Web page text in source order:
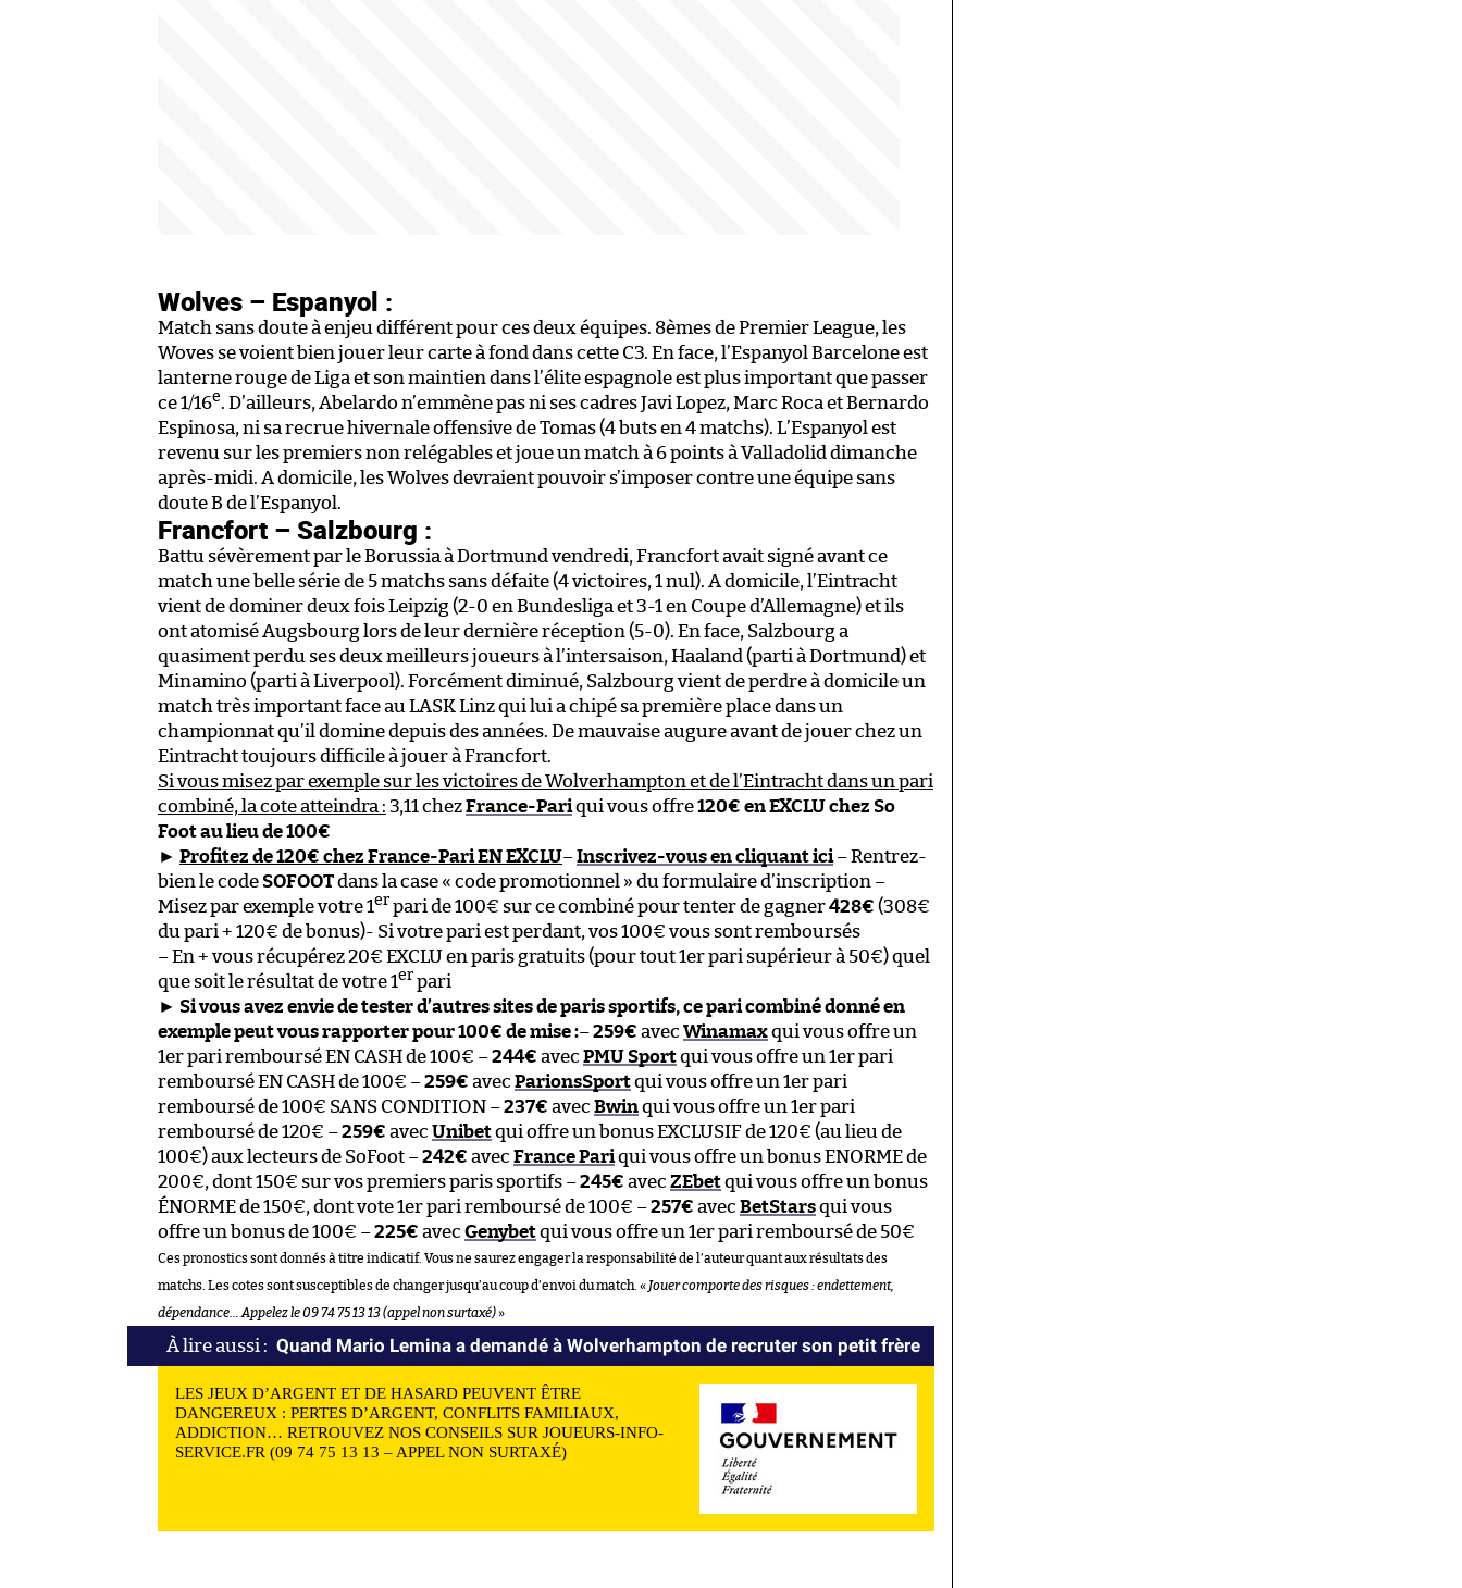
Wolves – Espanyol :
Match sans doute à enjeu différent pour ces deux équipes. 8èmes de Premier League, les
Woves se voient bien jouer leur carte à fond dans cette C3. En face, l’Espanyol Barcelone est
lanterne rouge de Liga et son maintien dans l’élite espagnole est plus important que passer
ce 1/16e. D’ailleurs, Abelardo n’emmène pas ni ses cadres Javi Lopez, Marc Roca et Bernardo
Espinosa, ni sa recrue hivernale offensive de Tomas (4 buts en 4 matchs). L’Espanyol est
revenu sur les premiers non relégables et joue un match à 6 points à Valladolid dimanche
après-midi. A domicile, les Wolves devraient pouvoir s’imposer contre une équipe sans
doute B de l’Espanyol.
Francfort – Salzbourg :
Battu sévèrement par le Borussia à Dortmund vendredi, Francfort avait signé avant ce
match une belle série de 5 matchs sans défaite (4 victoires, 1 nul). A domicile, l’Eintracht
vient de dominer deux fois Leipzig (2-0 en Bundesliga et 3-1 en Coupe d’Allemagne) et ils
ont atomisé Augsbourg lors de leur dernière réception (5-0). En face, Salzbourg a
quasiment perdu ses deux meilleurs joueurs à l’intersaison, Haaland (parti à Dortmund) et
Minamino (parti à Liverpool). Forcément diminué, Salzbourg vient de perdre à domicile un
match très important face au LASK Linz qui lui a chipé sa première place dans un
championnat qu’il domine depuis des années. De mauvaise augure avant de jouer chez un
Eintracht toujours difficile à jouer à Francfort.
Si vous misez par exemple sur les victoires de Wolverhampton et de l’Eintracht dans un pari
combiné, la cote atteindra : 3,11 chezFrance-Pariqui vous offre120€ en EXCLU chez So
Foot au lieu de 100€
► Profitez de 120€ chez France-Pari EN EXCLU–Inscrivez-vous en cliquant ici– Rentrez-
bien le code SOFOOTdans la case « code promotionnel » du formulaire d’inscription –
Misez par exemple votre 1er pari de 100€ sur ce combiné pour tenter de gagner428€ (308€
du pari + 120€ de bonus)- Si votre pari est perdant, vos 100€ vous sont remboursés
– En + vous récupérez 20€ EXCLU en paris gratuits (pour tout 1er pari supérieur à 50€) quel
que soit le résultat de votre 1er pari
► Si vous avez envie de tester d’autres sites de paris sportifs, ce pari combiné donné en
exemple peut vous rapporter pour 100€ de mise :–259€ avec Winamaxqui vous offre un
1er pari remboursé EN CASH de 100€ –244€ avec PMU Sportqui vous offre un 1er pari
remboursé EN CASH de 100€ –259€ avec ParionsSportqui vous offre un 1er pari
remboursé de 100€ SANS CONDITION –237€ avec Bwinqui vous offre un 1er pari
remboursé de 120€ –259€ avec Unibetqui offre un bonus EXCLUSIF de 120€ (au lieu de
100€) aux lecteurs de SoFoot –242€ avec France Pariqui vous offre un bonus ENORME de
200€, dont 150€ sur vos premiers paris sportifs –245€ avec ZEbetqui vous offre un bonus
ÉNORME de 150€, dont vote 1er pari remboursé de 100€ –257€ avec BetStarsqui vous
offre un bonus de 100€ –225€ avec Genybetqui vous offre un 1er pari remboursé de 50€
Ces pronostics sont donnés à titre indicatif. Vous ne saurez engager la responsabilité de l’auteur quant aux résultats des
matchs. Les cotes sont susceptibles de changer jusqu’au coup d’envoi du match. « Jouer comporte des risques : endettement,
dépendance… Appelez le 09 74 75 13 13 (appel non surtaxé)»
Quand Mario Lemina a demandé à Wolverhampton de recruter son petit frère
LES JEUX D’ARGENT ET DE HASARD PEUVENT ÊTRE
DANGEREUX : PERTES D’ARGENT, CONFLITS FAMILIAUX,
ADDICTION… RETROUVEZ NOS CONSEILS SUR JOUEURS-INFO-
SERVICE.FR (09 74 75 13 13 – APPEL NON SURTAXÉ)